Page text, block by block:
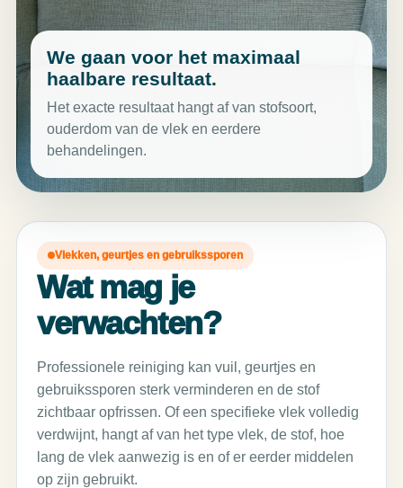
We gaan voor het maximaal
haalbare resultaat.
Het exacte resultaat hangt af van stofsoort,
ouderdom van de vlek en eerdere
behandelingen.
Vlekken, geurtjes en gebruikssporen
Wat mag je
verwachten?
Professionele reiniging kan vuil, geurtjes en
gebruikssporen sterk verminderen en de stof
zichtbaar opfrissen. Of een specifieke vlek volledig
verdwijnt, hangt af van het type vlek, de stof, hoe
lang de vlek aanwezig is en of er eerder middelen
op zijn gebruikt.